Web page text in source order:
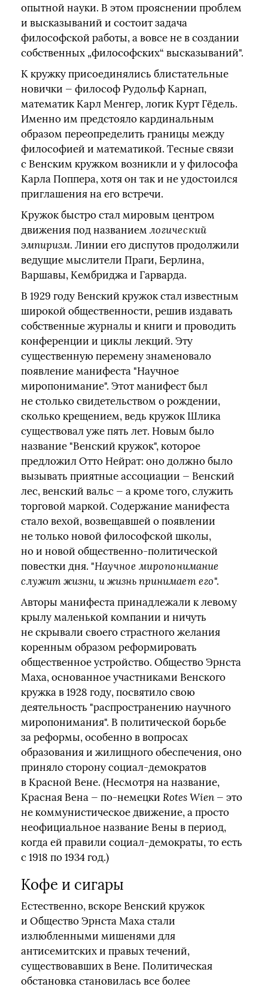
опытной науки. В этом прояснении проблем
и высказываний и состоит задача
философской работы, а вовсе не в создании
собственных „философских“ высказываний".
К кружку присоединялись блистательные
новички — философ Рудольф Карнап,
математик Карл Менгер, логик Курт Гёдель.
Именно им предстояло кардинальным
образом переопределить границы между
философией и математикой. Тесные связи
с Венским кружком возникли и у философа
Карла Поппера, хотя он так и не удостоился
приглашения на его встречи.
Кружок быстро стал мировым центром
движения под названием логический
эмпиризм. Линии его диспутов продолжили
ведущие мыслители Праги, Берлина,
Варшавы, Кембриджа и Гарварда.
В 1929 году Венский кружок стал известным
широкой общественности, решив издавать
собственные журналы и книги и проводить
конференции и циклы лекций. Эту
существенную перемену знаменовало
появление манифеста "Научное
миропонимание". Этот манифест был
не столько свидетельством о рождении,
сколько крещением, ведь кружок Шлика
существовал уже пять лет. Новым было
название "Венский кружок", которое
предложил Отто Нейрат: оно должно было
вызывать приятные ассоциации — Венский
лес, венский вальс — а кроме того, служить
торговой маркой. Содержание манифеста
стало вехой, возвещавшей о появлении
не только новой философской школы,
но и новой общественно-политической
повестки дня. "Научное миропонимание
служит жизни, и жизнь принимает его".
Авторы манифеста принадлежали к левому
крылу маленькой компании и ничуть
не скрывали своего страстного желания
коренным образом реформировать
общественное устройство. Общество Эрнста
Маха, основанное участниками Венского
кружка в 1928 году, посвятило свою
деятельность "распространению научного
миропонимания". В политической борьбе
за реформы, особенно в вопросах
образования и жилищного обеспечения, оно
приняло сторону социал-демократов
в Красной Вене. (Несмотря на название,
Красная Вена — по‑немецки Rotes Wien — это
не коммунистическое движение, а просто
неофициальное название Вены в период,
когда ей правили социал-демократы, то есть
с 1918 по 1934 год.)
Кофе и сигары
Естественно, вскоре Венский кружок
и Общество Эрнста Маха стали
излюбленными мишенями для
антисемитских и правых течений,
существовавших в Вене. Политическая
обстановка становилась все более